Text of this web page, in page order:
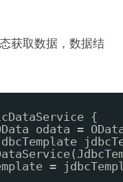
获取数据，数据结
{
odata =
=